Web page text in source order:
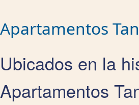
Apartamentos
Ubicados en la
Apartamentos